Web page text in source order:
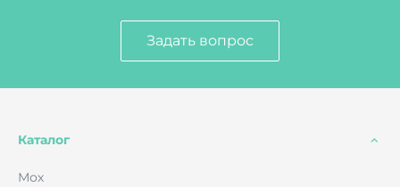
Задать вопрос
Каталог
Мох